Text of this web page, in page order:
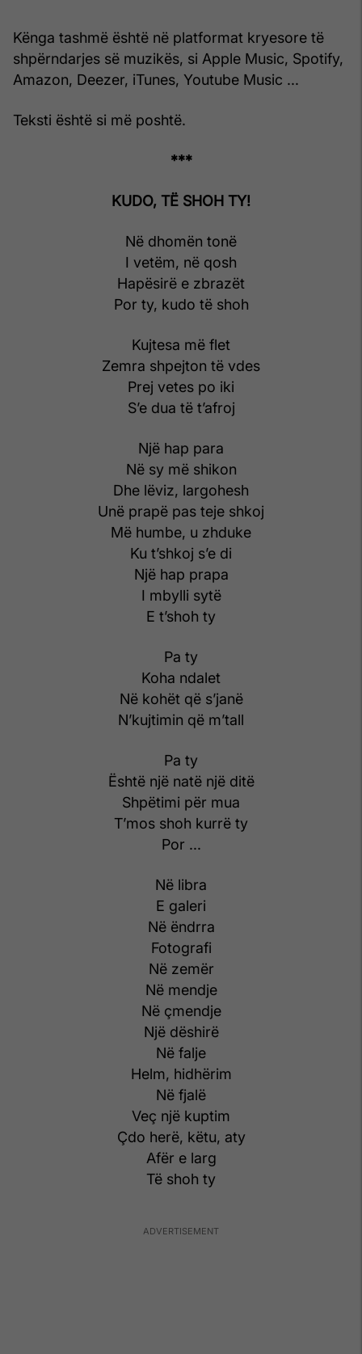
Kënga tashmë është në platformat kryesore të
shpërndarjes së muzikës, si Apple Music, Spotify,
Amazon, Deezer, iTunes, Youtube Music ...
Teksti është si më poshtë.
***
KUDO, TË SHOH TY!
Në dhomën tonë
I vetëm, në qosh
Hapësirë e zbrazët
Por ty, kudo të shoh
Kujtesa më flet
Zemra shpejton të vdes
Prej vetes po iki
S’e dua të t’afroj
Një hap para
Në sy më shikon
Dhe lëviz, largohesh
Unë prapë pas teje shkoj
Më humbe, u zhduke
Ku t’shkoj s’e di
Një hap prapa
I mbylli sytë
E t’shoh ty
Pa ty
Koha ndalet
Në kohët që s’janë
N’kujtimin që m’tall
Pa ty
Është një natë një ditë
Shpëtimi për mua
T’mos shoh kurrë ty
Por ...
Në libra
E galeri
Në ëndrra
Fotografi
Në zemër
Në mendje
Në çmendje
Një dëshirë
Në falje
Helm, hidhërim
Në fjalë
Veç një kuptim
Çdo herë, këtu, aty
Afër e larg
Të shoh ty